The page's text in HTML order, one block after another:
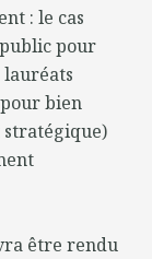
: le cas
pour
bien
être rendu